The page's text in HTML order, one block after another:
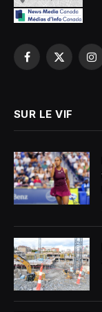
Facebook
X
SUR LE VIF